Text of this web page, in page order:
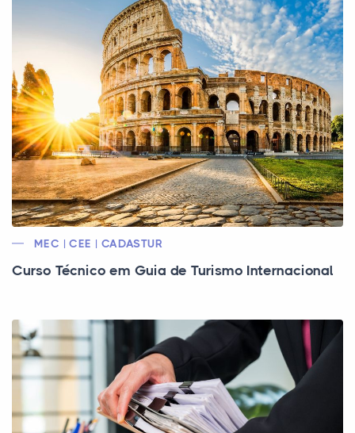
MEC | CEE | CADASTUR
Curso Técnico em Guia de Turismo Internacional